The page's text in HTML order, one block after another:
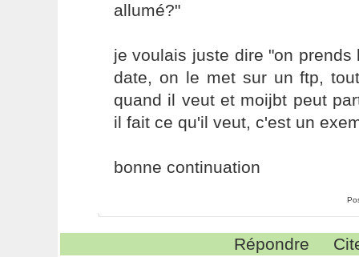
allumé?"
je voulais juste dire "on
date, on le met sur un ftp,
quand il veut et moijbt peut
il fait ce qu'il veut, c'est un
bonne continuation
Répondre